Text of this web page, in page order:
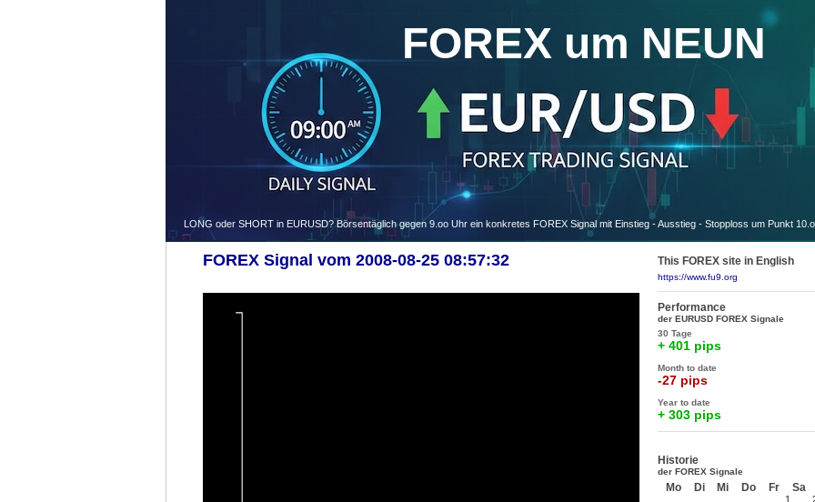
FOREX um NEUN
LONG oder SHORT in EURUSD? Börsentäglich gegen 9.oo Uhr ein konkretes FOREX Signal mit Einstieg - Ausstieg - Stopploss um Punkt
FOREX Signal vom 2008-08-25 08:57:32 This FOREX site in English
https://www.fu9.org
Performance
der EURUSD FOREX Signale
30 Tage
+ 401 pips
Month to date
-27 pips
Year to date
+ 303 pips
Historie
der FOREX Signale
Mo Di Mi Do Fr Sa
1